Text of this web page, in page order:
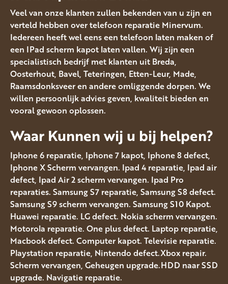
Veel van onze klanten zullen bekenden van u zijn en
verteld hebben over telefoon reparatie Minervum.
Iedereen heeft wel eens een telefoon laten maken of
een IPad scherm kapot laten vallen. Wij zijn een
specialistisch bedrijf met klanten uit Breda,
Oosterhout, Bavel, Teteringen, Etten-Leur, Made,
Raamsdonksveer en andere omliggende dorpen. We
willen persoonlijk advies geven, kwaliteit bieden en
vooral gewoon oplossen.
Waar Kunnen wij u bij helpen?
Iphone 6 reparatie, Iphone 7 kapot, Iphone 8 defect,
Iphone X Scherm vervangen. Ipad 4 reparatie, Ipad air
defect, Ipad Air 2 scherm vervangen. Ipad Pro
reparaties. Samsung S7 reparatie, Samsung S8 defect.
Samsung S9 scherm vervangen. Samsung S10 Kapot.
Huawei reparatie. LG defect. Nokia scherm vervangen.
Motorola reparatie. One plus defect. Laptop reparatie,
Macbook defect. Computer kapot. Televisie reparatie.
Playstation reparatie, Nintendo defect.Xbox repair.
Scherm vervangen, Geheugen upgrade.HDD naar SSD
upgrade. Navigatie reparatie.